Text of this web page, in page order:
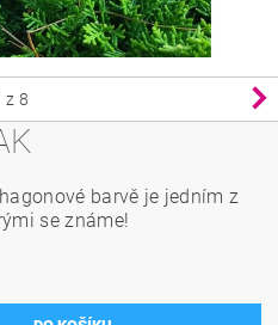
z 8
barvě je jedním z
se známe!